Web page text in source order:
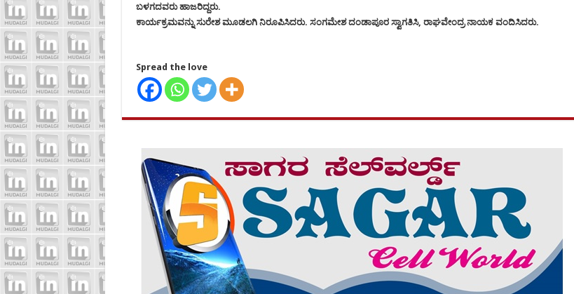
ಬಳಗದವರು ಹಾಜರಿದ್ದರು.
ಕಾರ್ಯಕ್ರಮವನ್ನು ಸುರೇಶ ಮೂಡಲಗಿ ನಿರೂಪಿಸಿದರು. ಸಂಗಮೇಶ ದಂಡಾಪೂರ ಸ್ವಾಗತಿಸಿ, ರಾಘವೇಂದ್ರ ನಾಯಕ ವಂದಿಸಿದರು.
Spread the love